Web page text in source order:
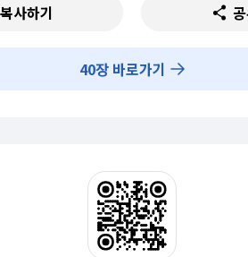
복사하기
40장 바로가기